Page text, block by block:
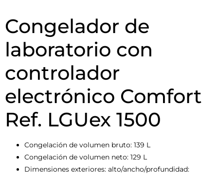
Congelador de
laboratorio con
controlador
electrónico Comfort
Ref. LGUex 1500
Congelación de volumen bruto: 139 L
Congelación de volumen neto: 129 L
Dimensiones exteriores: alto/ancho/profundidad: